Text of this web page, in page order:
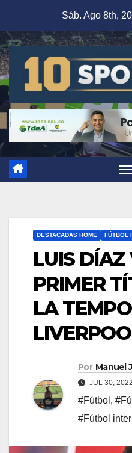
Sáb. Ago 8th,
DESTACADAS HOME FÚTBOL
LUIS DÍAZ
PRIMER
LA
Por Manuel
JUL 30, 2022
#Fútbol ,
#Fútbol